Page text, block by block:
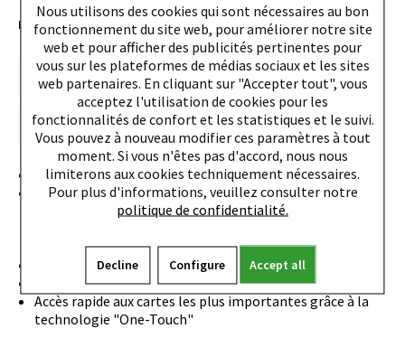
EAN: 4260050241341
Conçu et fabriqué en Allemagne
Jusqu'à 12 cartes plastiques (boîtier en aluminium: 5
cartes, mélange de max. 4 cartes embossées et 1 carte
de banque, reçus, cartes de visite)
Le boîtier intérieur en aluminium est RFID-Safe
Couverture en cuir véritable pour cartes "Tap & Go"
Accès rapide aux cartes les plus importantes grâce à la
technologie "One-Touch"
Nous utilisons des cookies qui sont nécessaires au bon
fonctionnement du site web, pour améliorer notre site
web et pour afficher des publicités pertinentes pour
vous sur les plateformes de médias sociaux et les sites
web partenaires. En cliquant sur "Accepter tout", vous
acceptez l'utilisation de cookies pour les
fonctionnalités de confort et les statistiques et le suivi.
Vous pouvez à nouveau modifier ces paramètres à tout
moment. Si vous n'êtes pas d'accord, nous nous
limiterons aux cookies techniquement nécessaires.
Pour plus d'informations, veuillez consulter notre
politique de confidentialité.
Decline Configure Accept all